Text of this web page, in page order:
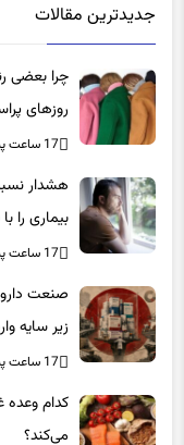
جدیدترین مقالات
چرا بعضی
روزهای
17 ساعت پیش
هشدار
بیماری را
17 ساعت پیش
صنعت دارو
زیر سایه
«کشور سه
17 ساعت پیش
کدام
می‌کند؟